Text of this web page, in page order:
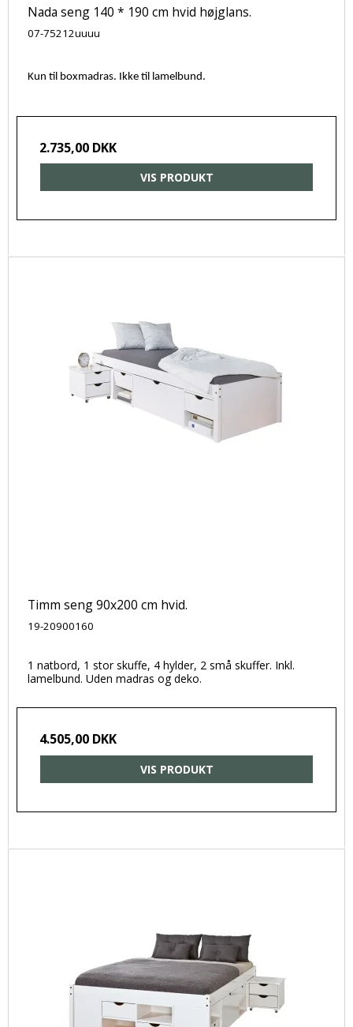
Nada seng 140 * 190 cm hvid højglans.
07-75212uuuu
Kun til boxmadras. Ikke til lamelbund.
2.735,00 DKK
VIS PRODUKT
Timm seng 90x200 cm hvid.
19-20900160
1 natbord, 1 stor skuffe, 4 hylder, 2 små skuffer. Inkl.
lamelbund. Uden madras og deko.
4.505,00 DKK
VIS PRODUKT